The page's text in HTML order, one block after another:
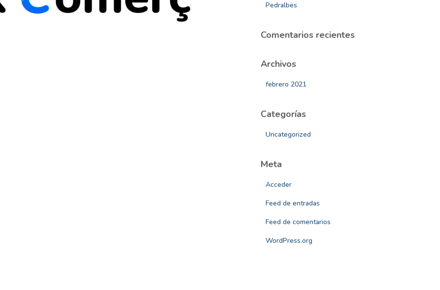
Pedralbes
Comentarios recientes
Archivos
febrero 2021
Categorías
Uncategorized
Meta
Acceder
Feed de entradas
Feed de comentarios
WordPress.org